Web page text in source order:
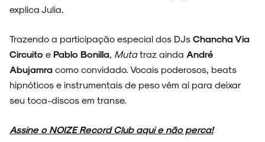
explica Julia.
Trazendo a participação especial dos DJs Chancha Via
Circuito e Pablo Bonilla, Mutatraz ainda André
Abujamra como convidado. Vocais poderosos, beats
hipnóticos e instrumentais de peso vêm aí para deixar
seu toca-discos em transe.
Assine o NOIZE Record Club aqui e não perca!